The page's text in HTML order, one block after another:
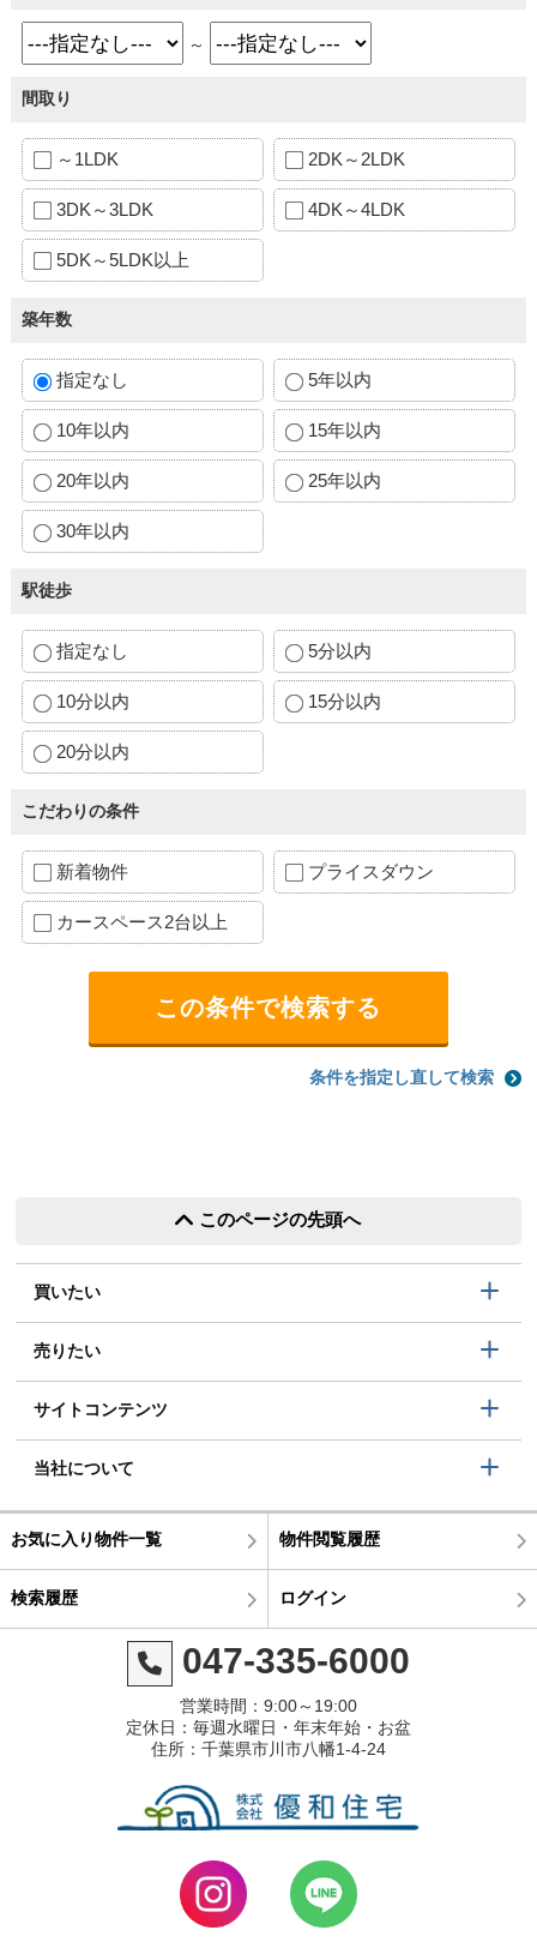
～
間取り
～1LDK 2DK～2LDK
3DK～3LDK 4DK～4LDK
5DK～5LDK以上
築年数
指定なし 5年以内
10年以内 15年以内
20年以内 25年以内
30年以内
駅徒歩
指定なし 5分以内
10分以内 15分以内
20分以内
こだわりの条件
新着物件 プライスダウン
カースペース2台以上
条件を指定し直して検索
このページの先頭へ
買いたい
売りたい
サイトコンテンツ
当社について
お気に入り物件一覧 物件閲覧履歴
検索履歴 ログイン
047-335-6000
営業時間：9:00～19:00
定休日：毎週水曜日・年末年始・お盆
住所：千葉県市川市八幡1-4-24